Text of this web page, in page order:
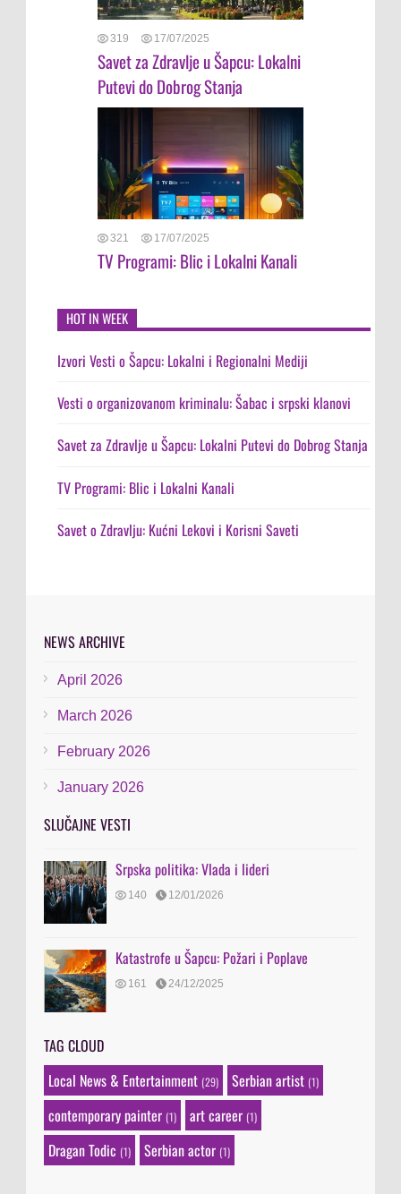
319 17/07/2025
Savet za Zdravlje u Šapcu: Lokalni
Putevi do Dobrog Stanja
321 17/07/2025
TV Programi: Blic i Lokalni Kanali
HOT IN WEEK
Izvori Vesti o Šapcu: Lokalni i Regionalni Mediji
Vesti o organizovanom kriminalu: Šabac i srpski klanovi
Savet za Zdravlje u Šapcu: Lokalni Putevi do Dobrog Stanja
TV Programi: Blic i Lokalni Kanali
Savet o Zdravlju: Kućni Lekovi i Korisni Saveti
NEWS ARCHIVE
April 2026
March 2026
February 2026
January 2026
SLUČAJNE VESTI
Srpska politika: Vlada i lideri
140 12/01/2026
Katastrofe u Šapcu: Požari i Poplave
161 24/12/2025
TAG CLOUD
Local News & Entertainment (29) Serbian artist (1)
contemporary painter (1) art career (1)
Dragan Todic (1) Serbian actor (1)